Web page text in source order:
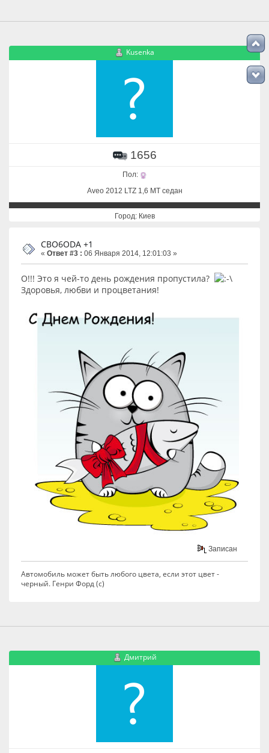
Kusenka
1656
Пол:
Aveo 2012 LTZ 1,6 MT седан
Город: Киев
CBO6ODA +1
« Ответ #3 : 06 Января 2014, 12:01:03 »
О!!! Это я чей-то день рождения пропустила?
Здоровья, любви и процветания!
Записан
Автомобиль может быть любого цвета, если этот цвет -
черный. Генри Форд (с)
Дмитрий